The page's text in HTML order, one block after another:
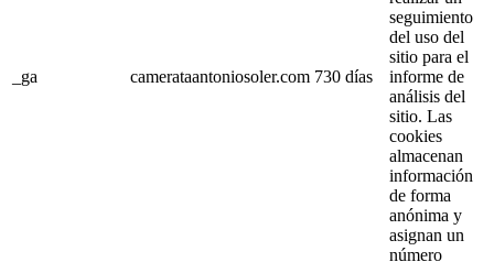
_ga camerataantoniosoler.com 730 días
seguimiento
del uso del
sitio para el
informe de
análisis del
sitio. Las
cookies
almacenan
información
de forma
anónima y
asignan un
número